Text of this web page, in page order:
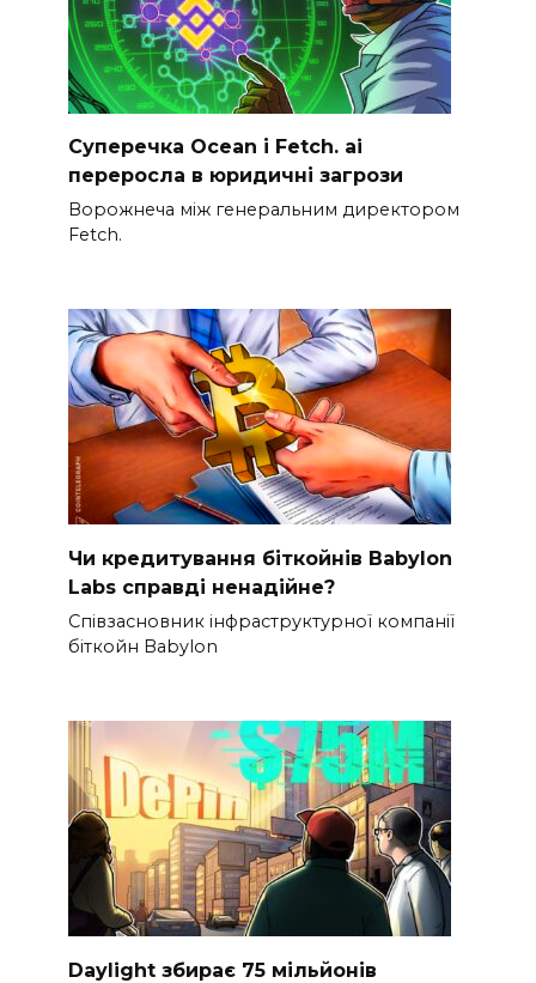
Суперечка Ocean і Fetch. ai
переросла в юридичні загрози
Ворожнеча між генеральним директором
Fetch.
Чи кредитування біткойнів Babylon
Labs справді ненадійне?
Співзасновник інфраструктурної компанії
біткойн Babylon
Daylight збирає 75 мільйонів